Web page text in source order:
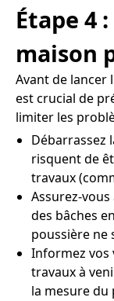
Étape 4
maison
Avant de lancer
est crucial de
limiter les
Débarrassez
risquent de
travaux
Assurez-
des bâches
poussière ne
Informez vos
travaux à
la mesure du